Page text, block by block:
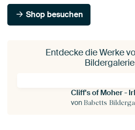
Shop besuchen
Entdecke die Werke
Bildergalerie
Cliff's of Moher -
von Babetts